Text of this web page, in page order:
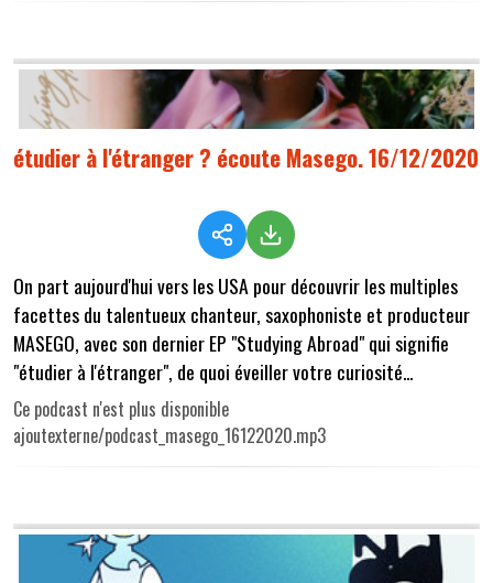
étudier à l'étranger ? écoute Masego. 16/12/2020
On part aujourd'hui vers les USA pour découvrir les multiples
facettes du talentueux chanteur, saxophoniste et producteur
MASEGO, avec son dernier EP "Studying Abroad" qui signifie
"étudier à l'étranger", de quoi éveiller votre curiosité...
Ce podcast n'est plus disponible
ajoutexterne/podcast_masego_16122020.mp3